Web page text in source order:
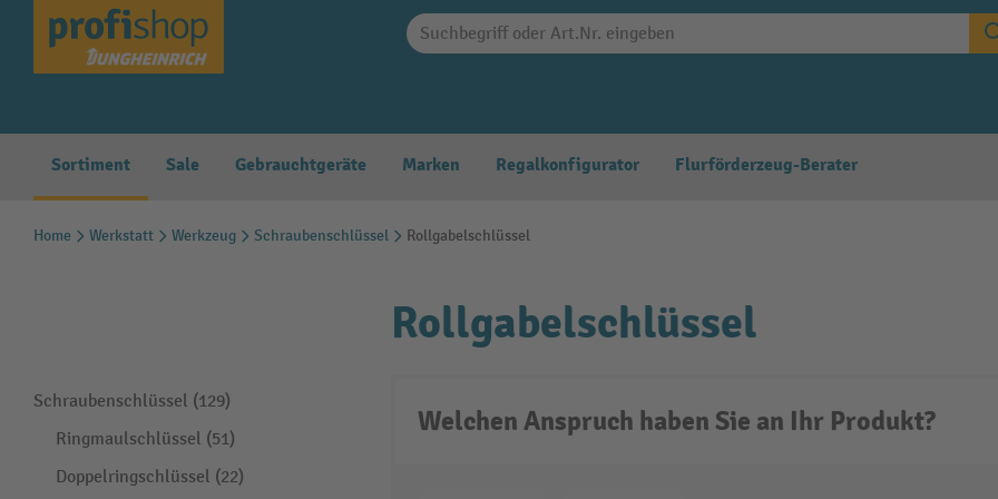
Zur Hauptnavigation springen
Sortiment Sale Gebrauchtgeräte Marken Regalkonfigurator Flurförderzeug-Berater
Home Werkstatt Werkzeug Schraubenschlüssel Rollgabelschlüssel
Schraubenschlüssel (129)
Ringmaulschlüssel (51)
Doppelringschlüssel (22)
Rollgabelschlüssel
Welchen Anspruch haben Sie an Ihr Produkt?